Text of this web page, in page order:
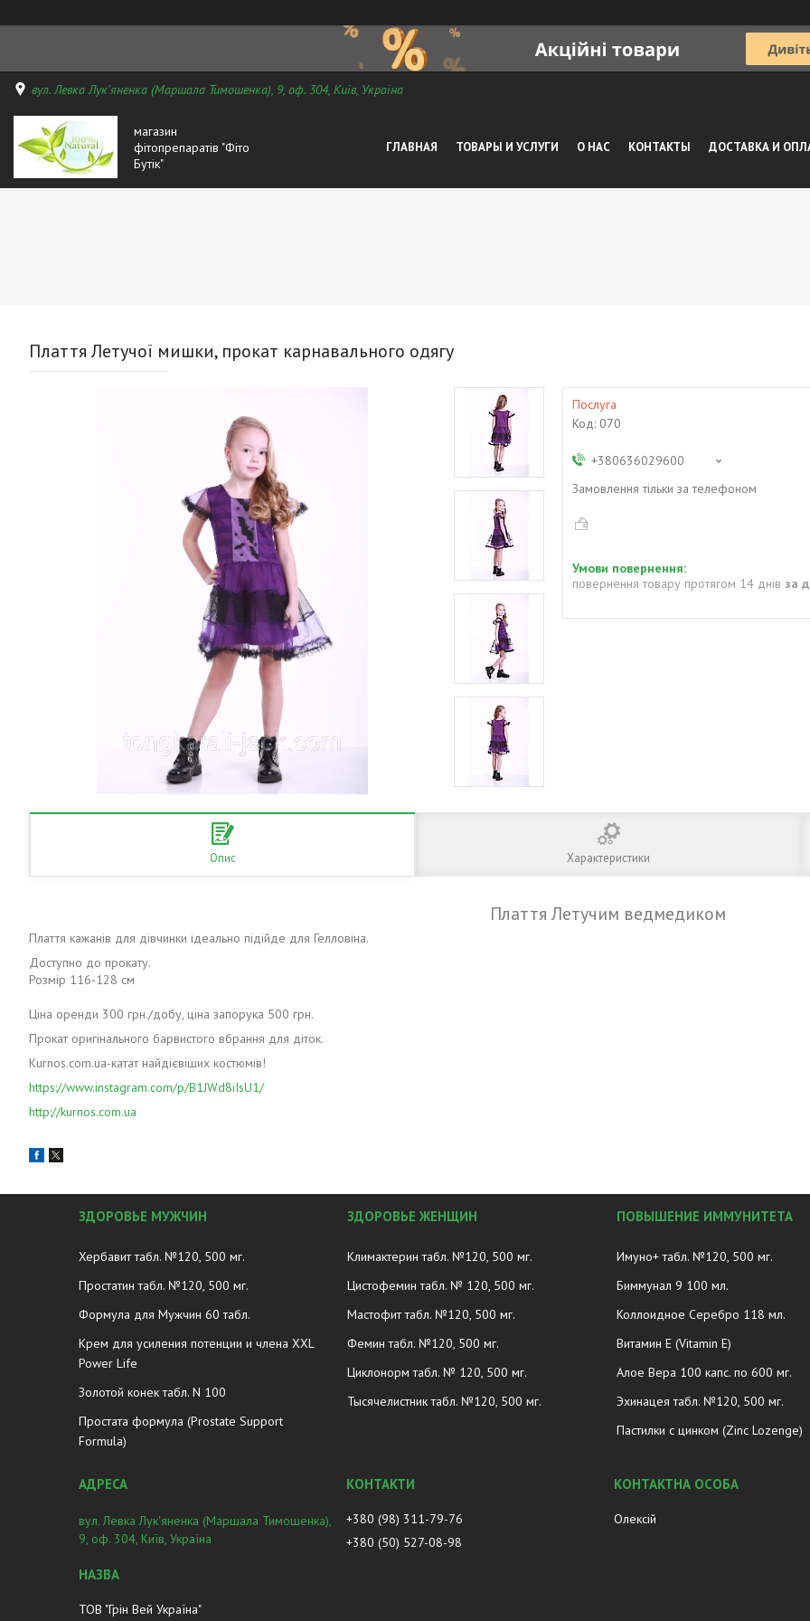
вул. Левка Лук'яненка (Маршала Тимошенка), 9, оф. 304, Київ, Україна
магазин
фітопрепаратів "Фіто
Бутік"
ГЛАВНАЯ ТОВАРЫ И УСЛУГИ О НАС КОНТАКТЫ ДОСТАВКА И
Плаття Летучої мишки, прокат карнавального одягу
Послуга
Код: 070
+380636029600
Замовлення тільки за телефоном
повернення товару протягом 14 днів за
Опис Характеристики
Плаття Летучим ведмедиком
Плаття кажанів для дівчинки ідеально підійде для Гелловіна.
Доступно до прокату.
Розмір 116-128 см
Ціна оренди 300 грн./добу, ціна запорука 500 грн.
Прокат оригінального барвистого вбрання для діток.
Kurnos.com.ua-катат найдієвіших костюмів!
https://www.instagram.com/p/B1JWd8iIsU1/
http://kurnos.com.ua
ЗДОРОВЬЕ МУЖЧИН
Хербавит табл. №120, 500 мг.
Простатин табл. №120, 500 мг.
Формула для Мужчин 60 табл.
Крем для усиления потенции и члена XXL
Power Life
Золотой конек табл. N 100
Простата формула (Prostate Support
Formula)
ЗДОРОВЬЕ ЖЕНЩИН
Климактерин табл. №120, 500 мг.
Цистофемин табл. № 120, 500 мг.
Мастофит табл. №120, 500 мг.
Фемин табл. №120, 500 мг.
Циклонорм табл. № 120, 500 мг.
Тысячелистник табл. №120, 500 мг.
ПОВЫШЕНИЕ ИММУНИТЕТА
Имуно+ табл. №120, 500 мг.
Биммунал 9 100 мл.
Коллоидное Серебро 118 мл.
Витамин E (Vitamin E)
Алое Вера 100 капс. по 600 мг.
Эхинацея табл. №120, 500 мг.
Пастилки с цинком (Zinc Lozenge)
вул. Левка Лук'яненка (Маршала Тимошенка),
9, оф. 304, Київ, Україна
ТОВ "Грін Вей Україна"
+380 (98) 311-79-76
+380 (50) 527-08-98
Олексій